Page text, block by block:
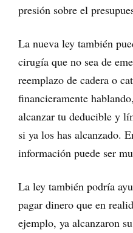
presión sobre el
La nueva ley también
cirugía que no sea de
reemplazo de cadera o
financieramente
alcanzar tu deducible y
si ya los has alcanzado.
información puede ser
La ley también podría
pagar dinero que en
ejemplo, ya alcanzaron